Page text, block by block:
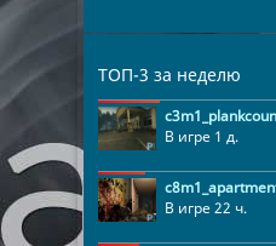
ТОП-3 за неделю
В игре 1 д.
В игре 22 ч.